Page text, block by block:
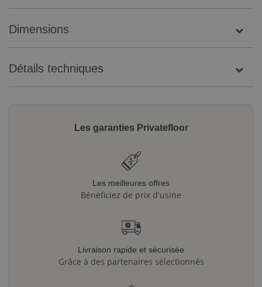
Dimensions
Détails techniques
Les garanties Privatefloor
Les meilleures offres
Bénéficiez de prix d'usine
Livraison rapide et sécurisée
Grâce à des partenaires sélectionnés